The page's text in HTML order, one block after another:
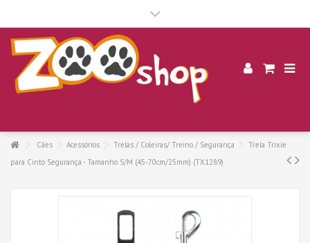
Cães Acessórios Trelas / Coleiras/ Treino / Segurança
Trela Trixie
para Cinto Segurança - Tamanho S/M (45-70cm/25mm) (TX1289)